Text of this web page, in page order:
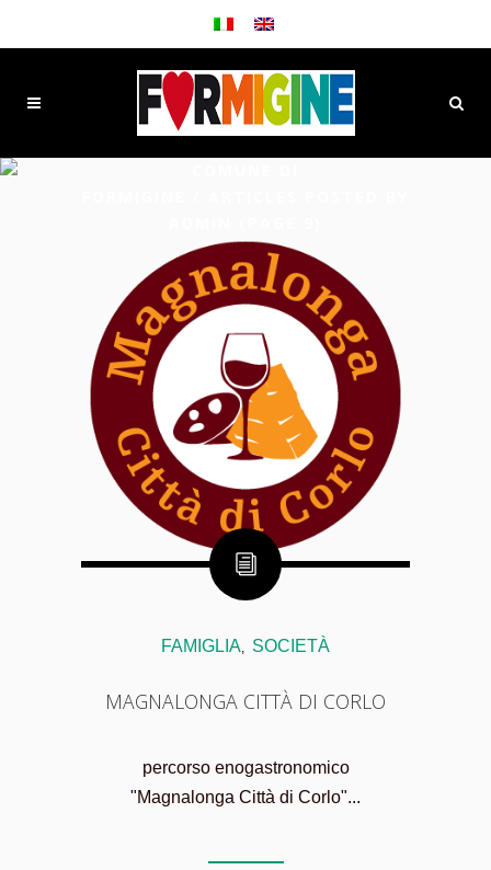
FAMIGLIA, SOCIETÀ
MAGNALONGA CITTÀ DI CORLO
percorso enogastronomico
"Magnalonga Città di Corlo"...